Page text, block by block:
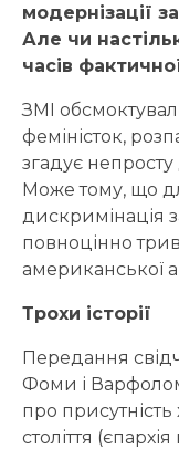
модернізації
Але чи
часів
ЗМІ
феміністок,
згадує
Може тому, що
дискримінація
повноцінно
американської
Трохи історії
Передання
Фоми і
про присутність
століття